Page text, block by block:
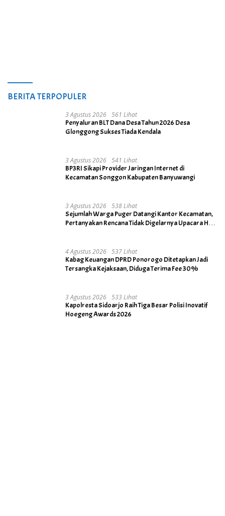
BERITA TERPOPULER
3 Agustus 2026 561 Lihat
Penyaluran BLT Dana Desa Tahun 2026 Desa
Glonggong Sukses Tiada Kendala
3 Agustus 2026 541 Lihat
BP3RI Sikapi Provider Jaringan Internet di
Kecamatan Songgon Kabupaten Banyuwangi
3 Agustus 2026 538 Lihat
Sejumlah Warga Puger Datangi Kantor Kecamatan,
Pertanyakan Rencana Tidak Digelarnya Upacara HUT
4 Agustus 2026 537 Lihat
Kabag Keuangan DPRD Ponorogo Ditetapkan Jadi
Tersangka Kejaksaan, Diduga Terima Fee 30%
3 Agustus 2026 533 Lihat
Kapolresta Sidoarjo Raih Tiga Besar Polisi Inovatif
Hoegeng Awards 2026